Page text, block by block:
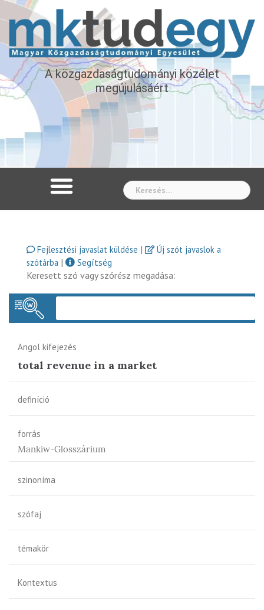
A közgazdaságtudományi közélet
megújulásáért
Fejlesztési javaslat küldése |
Új szót javaslok a
szótárba |
Segítség
Keresett szó vagy szórész megadása:
Angol kifejezés
total revenue in a market
definíció
forrás
Mankiw-Glosszárium
szinoníma
szófaj
témakör
Kontextus